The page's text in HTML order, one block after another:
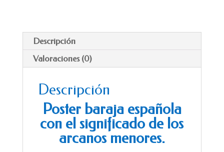
Descripción
Valoraciones (0)
Descripción
Poster baraja española
con el significado de los
arcanos menores.